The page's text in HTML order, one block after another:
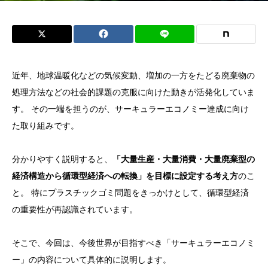
近年、地球温暖化などの気候変動、増加の一方をたどる廃棄物の
処理方法などの社会的課題の克服に向けた動きが活発化していま
す。 その一端を担うのが、サーキュラーエコノミー達成に向け
た取り組みです。
分かりやすく説明すると、
「大量生産・大量消費・大量廃棄型の
経済構造から循環型経済への転換」を目標に設定する考え方のこ
と。 特にプラスチックゴミ問題をきっかけとして、循環型経済
の重要性が再認識されています。
そこで、今回は、今後世界が目指すべき「サーキュラーエコノミ
ー」の内容について具体的に説明します。